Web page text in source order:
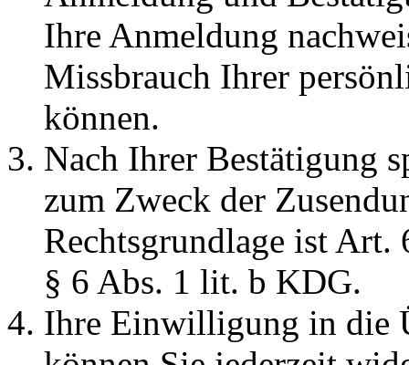
Ihre Anmeldung
Missbrauch Ihrer
können.
Nach Ihrer Bestätigung
zum Zweck der
Rechtsgrundlage ist
§ 6 Abs. 1 lit. b KDG.
Ihre Einwilligung in die